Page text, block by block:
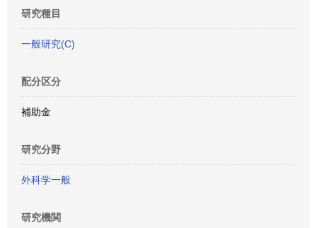
研究種目
一般研究(C)
配分区分
補助金
研究分野
外科学一般
研究機関